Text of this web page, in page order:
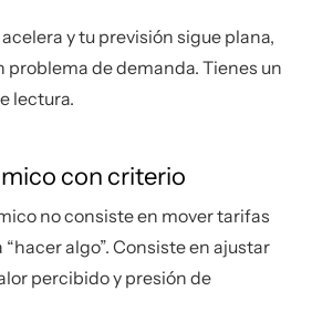
y tu previsión sigue plana,
problema de demanda. Tienes un
lectura.
con criterio
no consiste en mover tarifas
algo”. Consiste en ajustar
percibido y presión de